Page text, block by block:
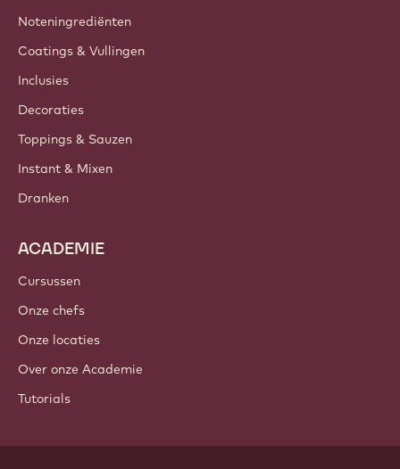
Barry Callebaut Group
Contacteer ons
Nieuwsbrief
Waar te koop?
Noteningrediënten
Coatings & Vullingen
Inclusies
Decoraties
Toppings & Sauzen
Instant & Mixen